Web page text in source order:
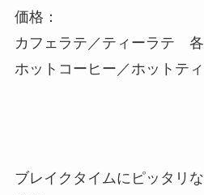
価格：
カフェラテ／ティーラテ 各
ホットコーヒー／ホットテ
ブレイクタイムにピッタリ